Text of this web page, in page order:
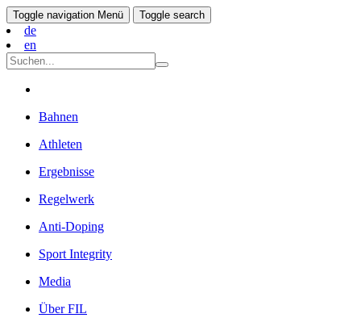
Toggle navigation Menü Toggle search
de
en
Bahnen
Athleten
Ergebnisse
Regelwerk
Anti-Doping
Sport Integrity
Media
Über FIL